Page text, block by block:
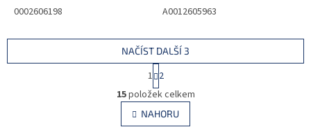
0002606198 A0012605963
O
v
l
á
NAČÍST DALŠÍ 3
t
r
á
n
k
1 2
15položek celkem
NAHORU